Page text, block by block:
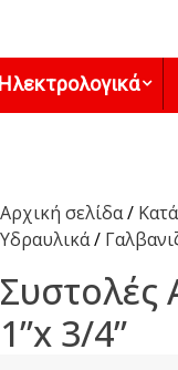
Ηλεκτρολογικά
Αρχική σελίδα/
Υδραυλικά/
Συστολές
1”x 3/4”